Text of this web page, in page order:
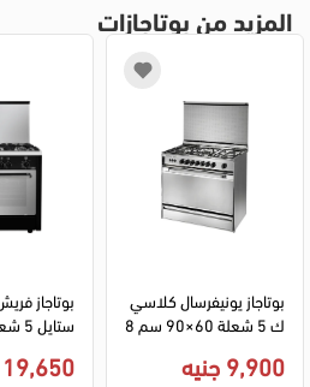
المزيد من بوتاجازات
بوتاجاز يونيفرسال كلاسي
ك 5 شعلة 60×90 سم 8
9,900 جنيه
ود × سيلفر
19,650 جنيه